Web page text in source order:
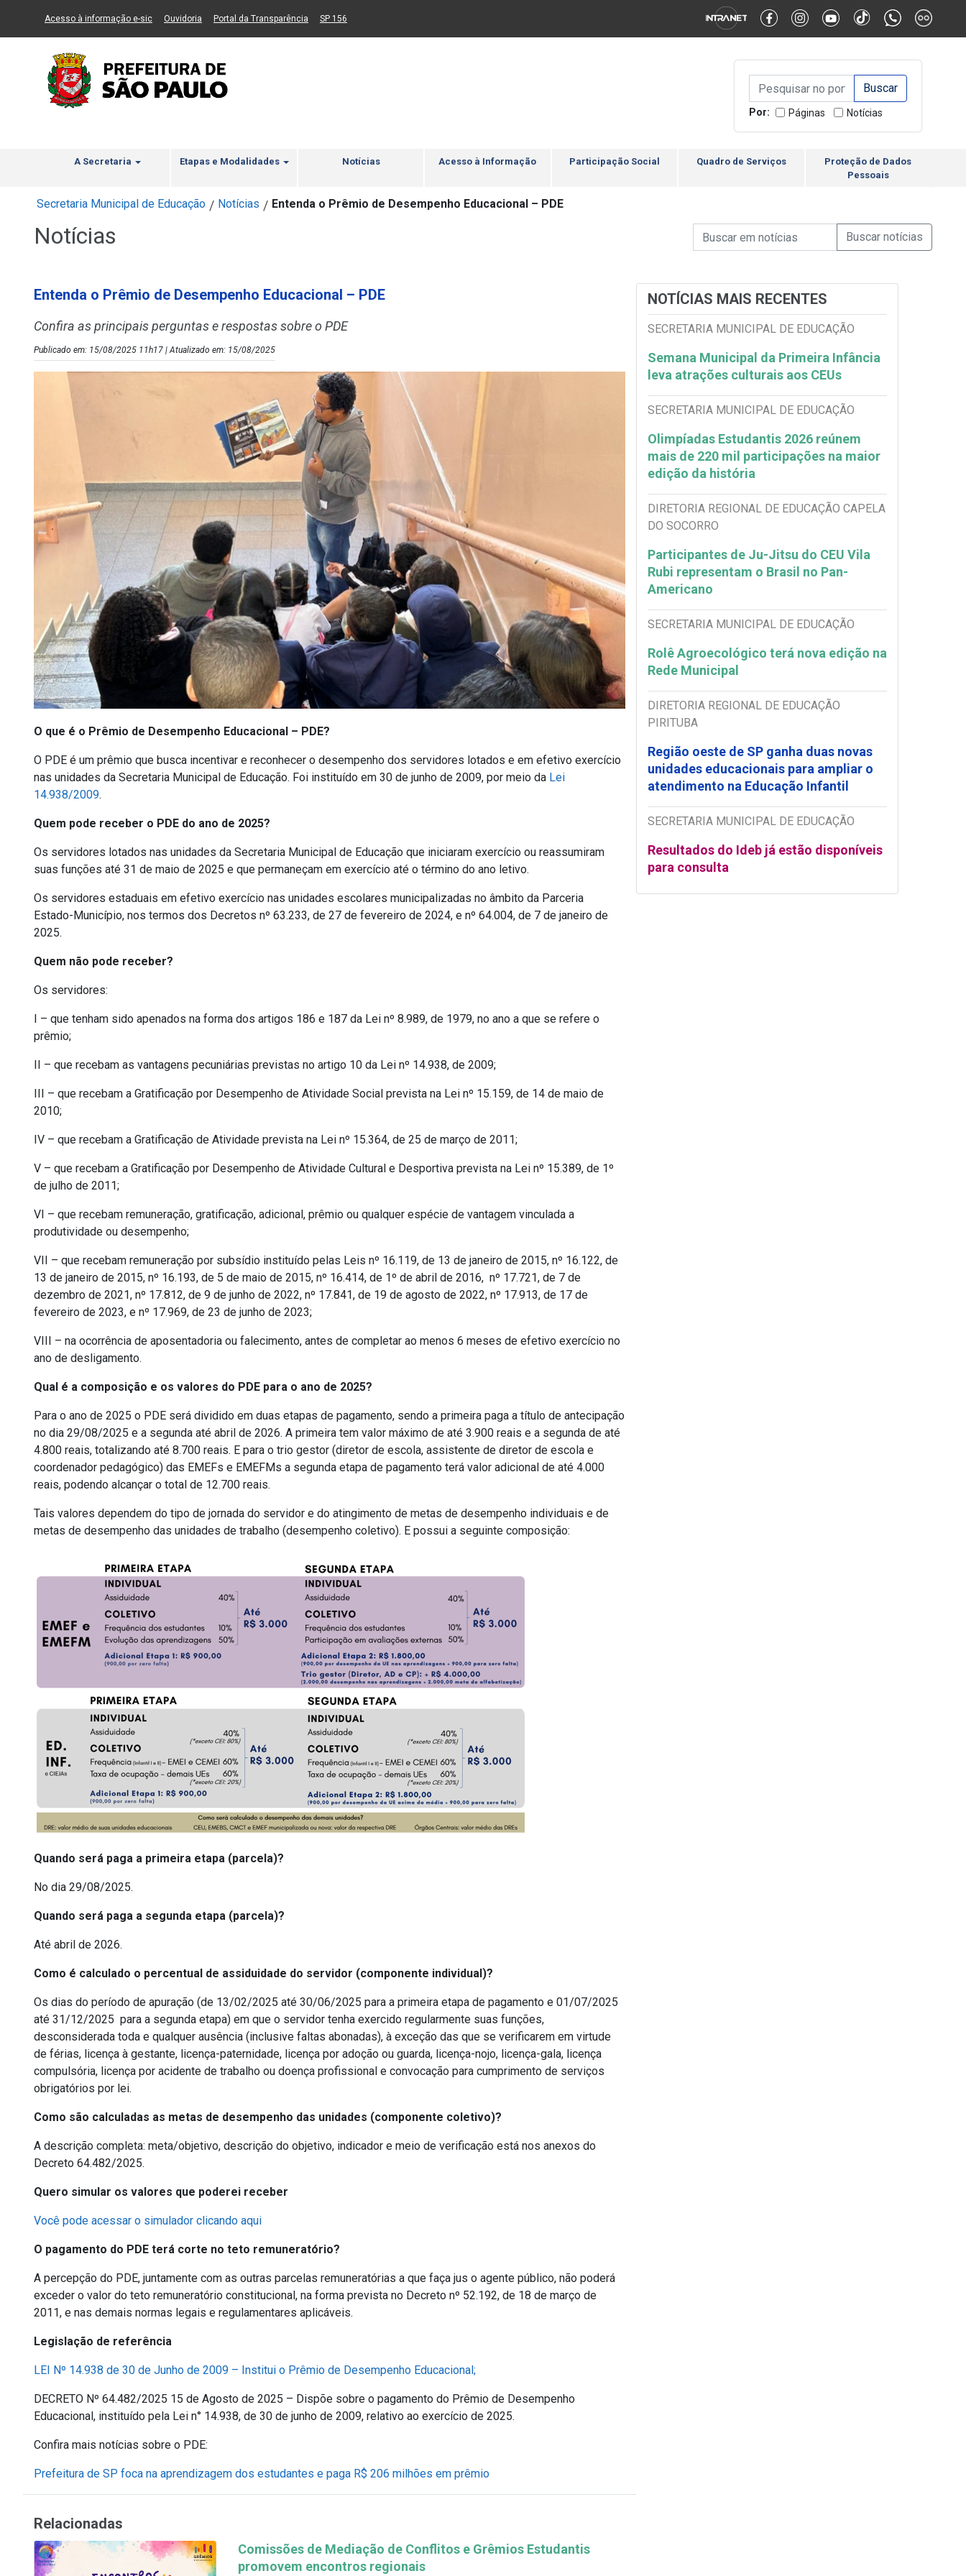
Ir ao Conteúdo Ir para menu principal 2 Ir para busca Ir para rodapé Alternar Alto Contraste Alternar Tamanho da Fonte
Acesso à informação e-sic(Link para um novo sítio)
Ouvidoria (Link para um novo sítio)
Portal da Transparência (Link para um novo sítio)
SP 156
Campo de Busca de
Campo de Busca de informaçõesEnviar a Busca
Por: Páginas Notícias
A Secretaria Etapas e Modalidades Notícias Acesso à Informação Participação Social Quadro de Serviços
Proteção de Dados
Pessoais
Secretaria Municipal de Educação / Notícias / Entenda o Prêmio de Desempenho Educacional – PDE
Notícias Campo de Busca de Notícias
Campo de Busca de informaçõesEnviar a Busca de
Entenda o Prêmio de Desempenho Educacional – PDE
Confira as principais perguntas e respostas sobre o PDE
Publicado em: 15/08/2025 11h17 | Atualizado em: 15/08/2025
O que é o Prêmio de Desempenho Educacional – PDE?
O PDE é um prêmio que busca incentivar e reconhecer o desempenho dos servidores lotados e em efetivo exercício
nas unidades da Secretaria Municipal de Educação. Foi instituído em 30 de junho de 2009, por meio da Lei
14.938/2009.
Quem pode receber o PDE do ano de 2025?
Os servidores lotados nas unidades da Secretaria Municipal de Educação que iniciaram exercício ou reassumiram
suas funções até 31 de maio de 2025 e que permaneçam em exercício até o término do ano letivo.
Os servidores estaduais em efetivo exercício nas unidades escolares municipalizadas no âmbito da Parceria
Estado-Município, nos termos dos Decretos nº 63.233, de 27 de fevereiro de 2024, e nº 64.004, de 7 de janeiro de
2025.
Quem não pode receber?
Os servidores:
I – que tenham sido apenados na forma dos artigos 186 e 187 da Lei nº 8.989, de 1979, no ano a que se refere o
prêmio;
II – que recebam as vantagens pecuniárias previstas no artigo 10 da Lei nº 14.938, de 2009;
III – que recebam a Gratificação por Desempenho de Atividade Social prevista na Lei nº 15.159, de 14 de maio de
2010;
IV – que recebam a Gratificação de Atividade prevista na Lei nº 15.364, de 25 de março de 2011;
V – que recebam a Gratificação por Desempenho de Atividade Cultural e Desportiva prevista na Lei nº 15.389, de 1º
de julho de 2011;
VI – que recebam remuneração, gratificação, adicional, prêmio ou qualquer espécie de vantagem vinculada a
produtividade ou desempenho;
VII – que recebam remuneração por subsídio instituído pelas Leis nº 16.119, de 13 de janeiro de 2015, nº 16.122, de
13 de janeiro de 2015, nº 16.193, de 5 de maio de 2015, nº 16.414, de 1º de abril de 2016, nº 17.721, de 7 de
dezembro de 2021, nº 17.812, de 9 de junho de 2022, nº 17.841, de 19 de agosto de 2022, nº 17.913, de 17 de
fevereiro de 2023, e nº 17.969, de 23 de junho de 2023;
VIII – na ocorrência de aposentadoria ou falecimento, antes de completar ao menos 6 meses de efetivo exercício no
ano de desligamento.
Qual é a composição e os valores do PDE para o ano de 2025?
Para o ano de 2025 o PDE será dividido em duas etapas de pagamento, sendo a primeira paga a título de antecipação
no dia 29/08/2025 e a segunda até abril de 2026. A primeira tem valor máximo de até 3.900 reais e a segunda de até
4.800 reais, totalizando até 8.700 reais. E para o trio gestor (diretor de escola, assistente de diretor de escola e
coordenador pedagógico) das EMEFs e EMEFMs a segunda etapa de pagamento terá valor adicional de até 4.000
reais, podendo alcançar o total de 12.700 reais.
Tais valores dependem do tipo de jornada do servidor e do atingimento de metas de desempenho individuais e de
metas de desempenho das unidades de trabalho (desempenho coletivo). E possui a seguinte composição:
Quando será paga a primeira etapa (parcela)?
No dia 29/08/2025.
Quando será paga a segunda etapa (parcela)?
Até abril de 2026.
Como é calculado o percentual de assiduidade do servidor (componente individual)?
Os dias do período de apuração (de 13/02/2025 até 30/06/2025 para a primeira etapa de pagamento e 01/07/2025
até 31/12/2025 para a segunda etapa) em que o servidor tenha exercido regularmente suas funções,
desconsiderada toda e qualquer ausência (inclusive faltas abonadas), à exceção das que se verificarem em virtude
de férias, licença à gestante, licença-paternidade, licença por adoção ou guarda, licença-nojo, licença-gala, licença
compulsória, licença por acidente de trabalho ou doença profissional e convocação para cumprimento de serviços
obrigatórios por lei.
Como são calculadas as metas de desempenho das unidades (componente coletivo)?
A descrição completa: meta/objetivo, descrição do objetivo, indicador e meio de verificação está nos anexos do
Decreto 64.482/2025.
Quero simular os valores que poderei receber
Você pode acessar o simulador clicando aqui
O pagamento do PDE terá corte no teto remuneratório?
A percepção do PDE, juntamente com as outras parcelas remuneratórias a que faça jus o agente público, não poderá
exceder o valor do teto remuneratório constitucional, na forma prevista no Decreto nº 52.192, de 18 de março de
2011, e nas demais normas legais e regulamentares aplicáveis.
Legislação de referência
LEI Nº 14.938 de 30 de Junho de 2009 – Institui o Prêmio de Desempenho Educacional;
DECRETO Nº 64.482/2025 15 de Agosto de 2025 – Dispõe sobre o pagamento do Prêmio de Desempenho
Educacional, instituído pela Lei n° 14.938, de 30 de junho de 2009, relativo ao exercício de 2025.
Confira mais notícias sobre o PDE:
Prefeitura de SP foca na aprendizagem dos estudantes e paga R$ 206 milhões em prêmio
NOTÍCIAS MAIS RECENTES
SECRETARIA MUNICIPAL DE EDUCAÇÃO
Semana Municipal da Primeira Infância
leva atrações culturais aos CEUs
SECRETARIA MUNICIPAL DE EDUCAÇÃO
Olimpíadas Estudantis 2026 reúnem
mais de 220 mil participações na maior
edição da história
DIRETORIA REGIONAL DE EDUCAÇÃO CAPELA
DO SOCORRO
Participantes de Ju-Jitsu do CEU Vila
Rubi representam o Brasil no Pan-
Americano
SECRETARIA MUNICIPAL DE EDUCAÇÃO
Rolê Agroecológico terá nova edição na
Rede Municipal
DIRETORIA REGIONAL DE EDUCAÇÃO
PIRITUBA
Região oeste de SP ganha duas novas
unidades educacionais para ampliar o
atendimento na Educação Infantil
SECRETARIA MUNICIPAL DE EDUCAÇÃO
Resultados do Ideb já estão disponíveis
para consulta
Relacionadas
Comissões de Mediação de Conflitos e Grêmios Estudantis
promovem encontros regionais